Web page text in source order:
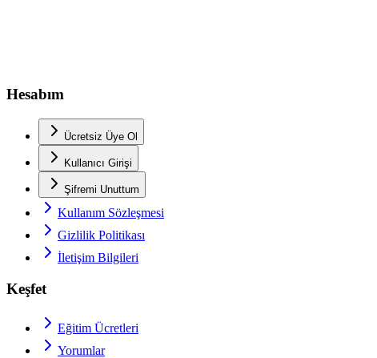
Hesabım
Ücretsiz Üye Ol
Kullanıcı Girişi
Şifremi Unuttum
Kullanım Sözleşmesi
Gizlilik Politikası
İletişim Bilgileri
Keşfet
Eğitim Ücretleri
Yorumlar